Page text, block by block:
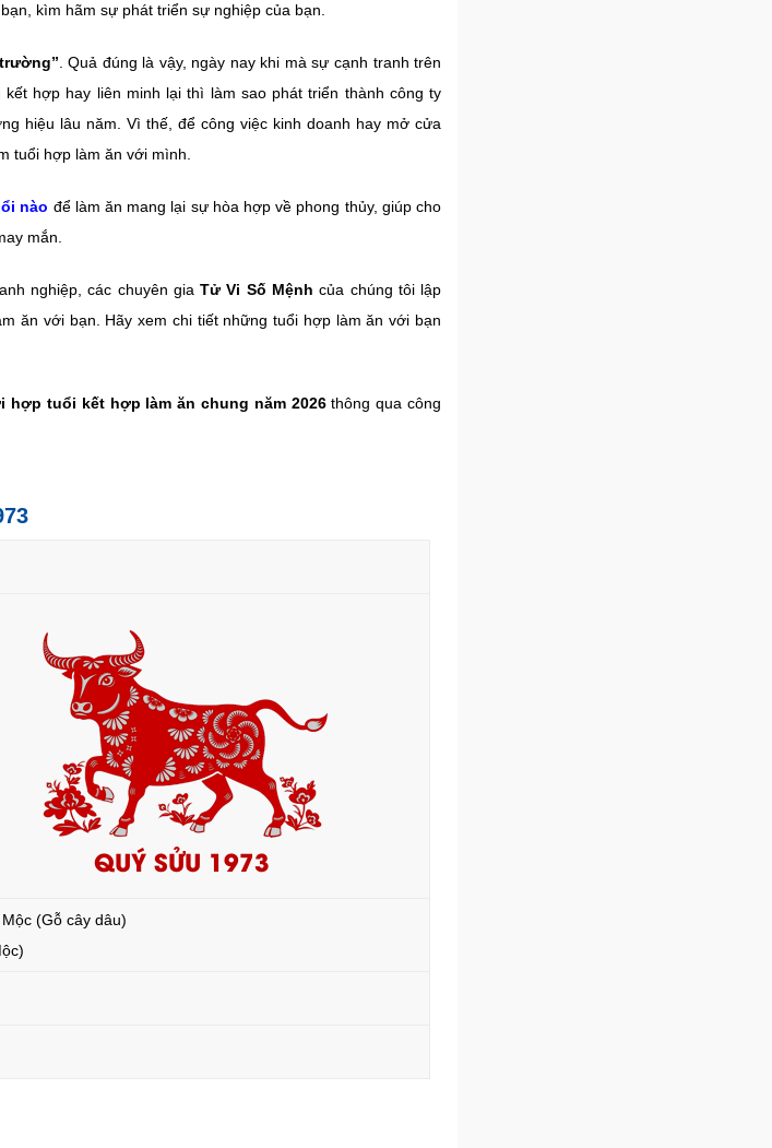
kìm hãm sự phát triển sự nghiệp của bạn.
. Quả đúng là vậy, ngày nay khi mà sự cạnh tranh trên
hợp hay liên minh lại thì làm sao phát triển thành công ty
hiệu lâu năm. Vì thế, để công việc kinh doanh hay mở cửa
tuổi hợp làm ăn với mình.
nào để làm ăn mang lại sự hòa hợp về phong thủy, giúp cho
mắn.
nghiệp, các chuyên giaTử Vi Số Mệnh của chúng tôi lập
ăn với bạn. Hãy xem chi tiết những tuổi hợp làm ăn với bạn
tuổi kết hợp làm ăn chung năm 2026thông qua công
QUÝ SỬU 1973
(Gỗ cây dâu)